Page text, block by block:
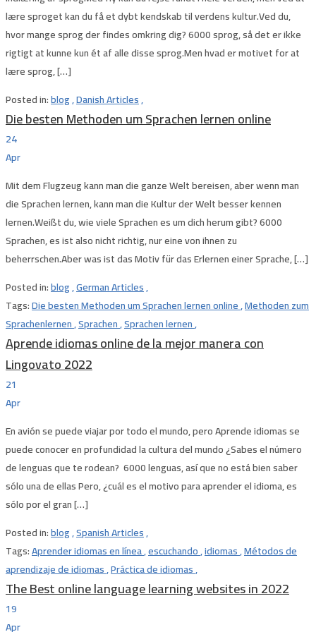
lære sproget kan du få et dybt kendskab til verdens kultur.Ved du,
hvor mange sprog der findes omkring dig? 6000 sprog, så det er ikke
rigtigt at kunne kun ét af alle disse sprog.Men hvad er motivet for at
lære sprog, […]
Posted in:blog,Danish Articles,
Die besten Methoden um Sprachen lernen online
24
Apr
Mit dem Flugzeug kann man die ganze Welt bereisen, aber wenn man
die Sprachen lernen, kann man die Kultur der Welt besser kennen
lernen.Weißt du, wie viele Sprachen es um dich herum gibt? 6000
Sprachen, es ist also nicht richtig, nur eine von ihnen zu
beherrschen.Aber was ist das Motiv für das Erlernen einer Sprache, […]
Posted in:blog,German Articles,
Tags:Die besten Methoden um Sprachen lernen online,Methoden zum
Sprachenlernen,Sprachen,Sprachen lernen,
Aprende idiomas online de la mejor manera con
Lingovato 2022
21
Apr
En avión se puede viajar por todo el mundo, pero Aprende idiomas se
puede conocer en profundidad la cultura del mundo ¿Sabes el número
de lenguas que te rodean? 6000 lenguas, así que no está bien saber
sólo una de ellas Pero, ¿cuál es el motivo para aprender el idioma, es
sólo por el gran […]
Posted in:blog,Spanish Articles,
Tags:Aprender idiomas en línea,escuchando,idiomas,Métodos de
aprendizaje de idiomas,Práctica de idiomas,
The Best online language learning websites in 2022
19
Apr